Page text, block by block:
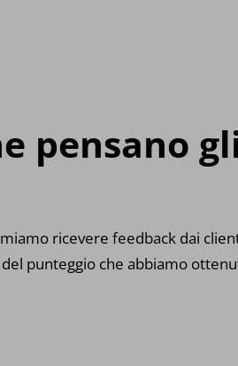
pensano
ricevere feedback dai
punteggio che abbiamo